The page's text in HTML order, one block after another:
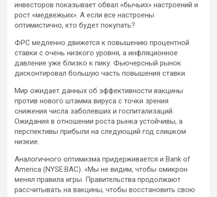
инвесторов показывает обвал «бычьих» настроений и
рост «медвежьих». А если все настроены
оптимистично, кто будет покупать?
ФРС медленно движется к повышению процентной
ставки с очень низкого уровня, а инфляционное
давление уже близко к пику. Фьючерсный рынок
дисконтировал большую часть повышения ставки.
Мир ожидает данных об эффективности вакцины
против нового штамма вируса с точки зрения
снижения числа заболевших и госпитализаций.
Ожидания в отношении роста рынка устойчивы, а
перспективы прибыли на следующий год слишком
низкие.
Аналогичного оптимизма придерживается и Bank of
America (NYSE:BAC). «Мы не видим, чтобы омикрон
менял правила игры. Правительства продолжают
рассчитывать на вакцины, чтобы восстановить свою